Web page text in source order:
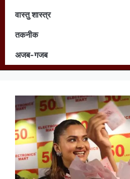
वास्तु शास्त्र
तकनीक
अजब-गजब